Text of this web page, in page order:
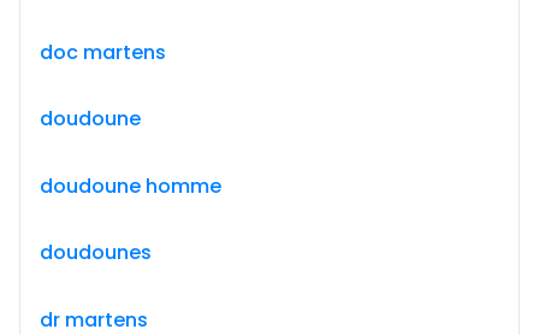
doc martens
doudoune
doudoune homme
doudounes
dr martens